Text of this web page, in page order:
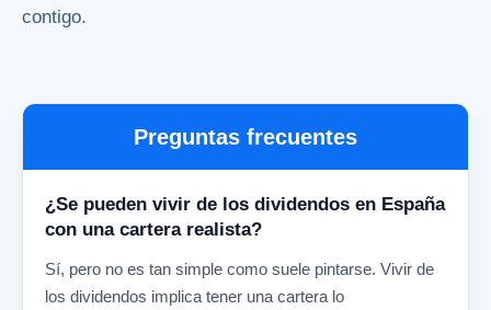
contigo.
Preguntas frecuentes
¿Se pueden vivir de los dividendos en España
con una cartera realista?
Sí, pero no es tan simple como suele pintarse. Vivir de
los dividendos implica tener una cartera lo